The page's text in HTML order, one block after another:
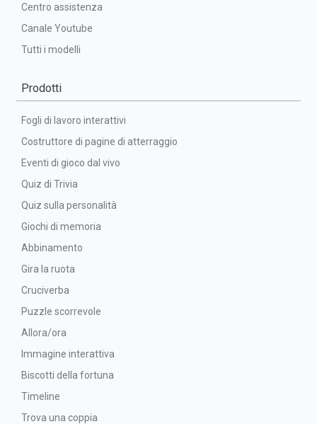
Centro assistenza
Canale Youtube
Tutti i modelli
Prodotti
Fogli di lavoro interattivi
Costruttore di pagine di atterraggio
Eventi di gioco dal vivo
Quiz di Trivia
Quiz sulla personalità
Giochi di memoria
Abbinamento
Gira la ruota
Cruciverba
Puzzle scorrevole
Allora/ora
Immagine interattiva
Biscotti della fortuna
Timeline
Trova una coppia